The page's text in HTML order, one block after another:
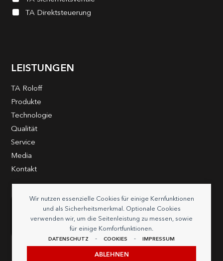
Wir nutzen essenzielle Cookies für einige Kernfunktionen
und als Sicherheitsmerkmal. Optionale Cookies
verwenden wir, um die Seitenleistung zu messen, sowie
für einige Komfortfunktionen.
DATENSCHUTZ - COOKIES - IMPRESSUM
ABLEHNEN
TA Direktsteuerung
LEISTUNGEN
TA Roloff
Produkte
Technologie
Qualität
Service
Media
Kontakt